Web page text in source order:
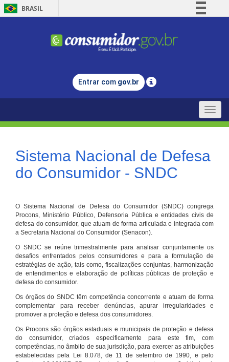
BRASIL
Comunica BR
Legislação
Entrar com gov.br
Toggle
Sistema Nacional de Defesa
do Consumidor - SNDC
O Sistema Nacional de Defesa do Consumidor (SNDC) congrega
Procons, Ministério Público, Defensoria Pública e entidades civis de
defesa do consumidor, que atuam de forma articulada e integrada com
a Secretaria Nacional do Consumidor (Senacon).
O SNDC se reúne trimestralmente para analisar conjuntamente os
desafios enfrentados pelos consumidores e para a formulação de
estratégias de ação, tais como, fiscalizações conjuntas, harmonização
de entendimentos e elaboração de políticas públicas de proteção e
defesa do consumidor.
Os órgãos do SNDC têm competência concorrente e atuam de forma
complementar para receber denúncias, apurar irregularidades e
promover a proteção e defesa dos consumidores.
Os Procons são órgãos estaduais e municipais de proteção e defesa
do consumidor, criados especificamente para este fim, com
competências, no âmbito de sua jurisdição, para exercer as atribuições
estabelecidas pela Lei 8.078, de 11 de setembro de 1990, e pelo